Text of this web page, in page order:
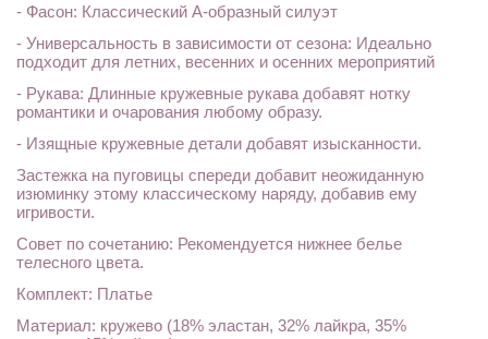
- Фасон: Классический А-образный силуэт
- Универсальность в зависимости от сезона: Идеально
подходит для летних, весенних и осенних мероприятий
- Рукава: Длинные кружевные рукава добавят нотку
романтики и очарования любому образу.
- Изящные кружевные детали добавят изысканности.
Застежка на пуговицы спереди добавит неожиданную
изюминку этому классическому наряду, добавив ему
игривости.
Совет по сочетанию: Рекомендуется нижнее белье
телесного цвета.
Комплект: Платье
Материал: кружево (18% эластан, 32% лайкра, 35%